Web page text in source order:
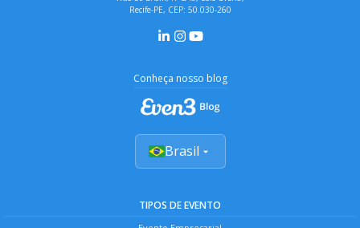
Recife-PE, CEP: 50.030-260
Conheça nosso blog
Brasil
TIPOS DE EVENTO